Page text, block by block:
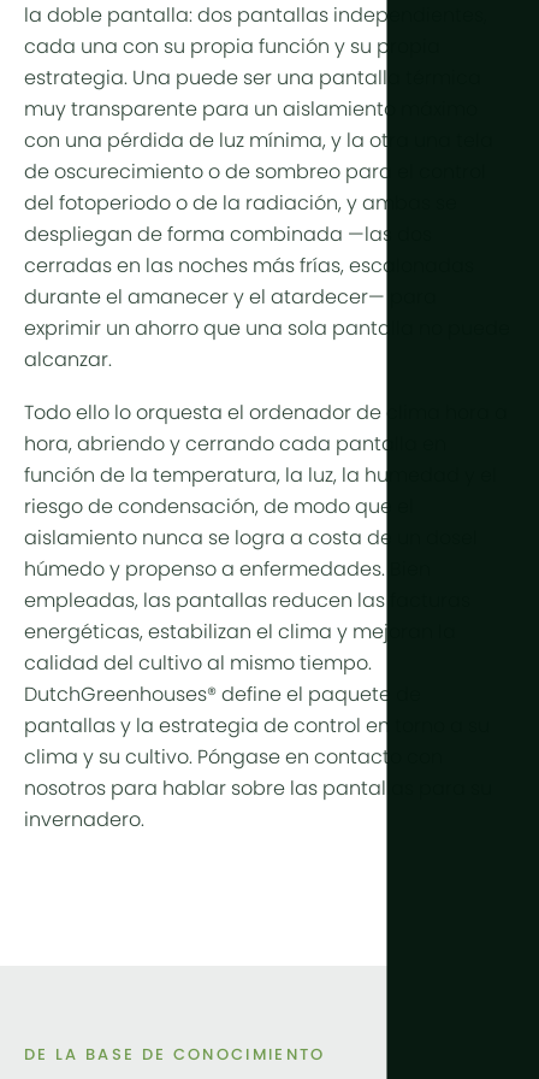
la doble pantalla: dos pantallas independientes,
cada una con su propia función y su propia
estrategia. Una puede ser una pantalla térmica
muy transparente para un aislamiento máximo
con una pérdida de luz mínima, y la otra una tela
de oscurecimiento o de sombreo para el control
del fotoperiodo o de la radiación, y ambas se
despliegan de forma combinada —las dos
cerradas en las noches más frías, escalonadas
durante el amanecer y el atardecer— para
exprimir un ahorro que una sola pantalla no puede
alcanzar.
Todo ello lo orquesta el ordenador de clima hora a
hora, abriendo y cerrando cada pantalla en
función de la temperatura, la luz, la humedad y el
riesgo de condensación, de modo que el
aislamiento nunca se logra a costa de un dosel
húmedo y propenso a enfermedades. Bien
empleadas, las pantallas reducen las facturas
energéticas, estabilizan el clima y mejoran la
calidad del cultivo al mismo tiempo.
DutchGreenhouses® define el paquete de
pantallas y la estrategia de control en torno a su
clima y su cultivo. Póngase en contacto con
nosotros para hablar sobre las pantallas para su
invernadero.
DE LA BASE DE CONOCIMIENTO